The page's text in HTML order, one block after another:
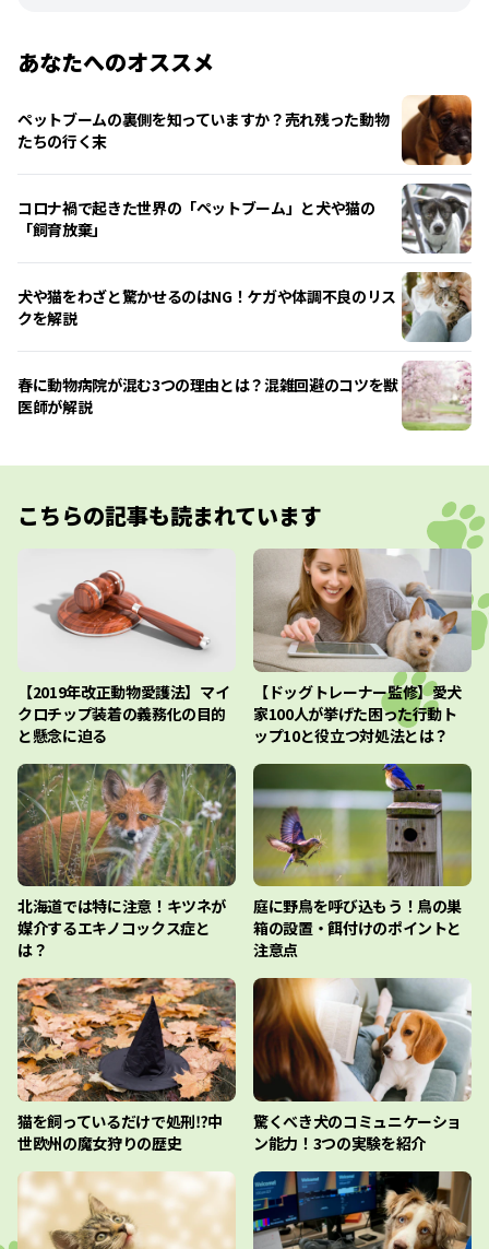
あなたへのオススメ
ペットブームの裏側を知っていますか？売れ残った動物
たちの行く末
コロナ禍で起きた世界の「ペットブーム」と犬や猫の
「飼育放棄」
犬や猫をわざと驚かせるのはNG！ケガや体調不良のリス
クを解説
春に動物病院が混む3つの理由とは？混雑回避のコツを獣
医師が解説
こちらの記事も読まれています
【2019年改正動物愛護法】マイ
クロチップ装着の義務化の目的
と懸念に迫る
【ドッグトレーナー監修】愛犬
家100人が挙げた困った行動ト
ップ10と役立つ対処法とは？
北海道では特に注意！キツネが
媒介するエキノコックス症と
は？
庭に野鳥を呼び込もう！鳥の巣
箱の設置・餌付けのポイントと
注意点
猫を飼っているだけで処刑⁉︎中
世欧州の魔女狩りの歴史
驚くべき犬のコミュニケーショ
ン能力！3つの実験を紹介